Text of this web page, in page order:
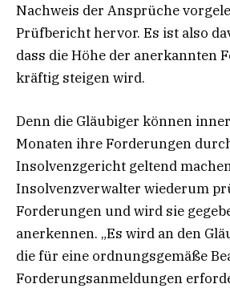
Nachweis der Ansprüche
Prüfbericht hervor. Es ist also
dass die Höhe der anerkannten
kräftig steigen wird.
Denn die Gläubiger können
Monaten ihre Forderungen
Insolvenzgericht geltend
Insolvenzverwalter wiederum
Forderungen und wird sie
anerkennen. „Es wird an den
die für eine ordnungsgemäße
Forderungsanmeldungen